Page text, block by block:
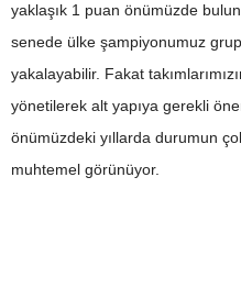
yaklaşık 1 puan önümüzde
senede ülke şampiyonumuz
yakalayabilir. Fakat
yönetilerek alt yapıya gerekli
önümüzdeki yıllarda durumun
muhtemel görünüyor.